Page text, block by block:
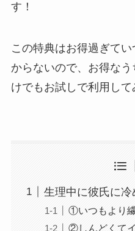
す！
この特典はお得過ぎて
からないので、お得な
けでもお試しで利用して
生理中に彼氏に冷
①いつもより
②しんどくて